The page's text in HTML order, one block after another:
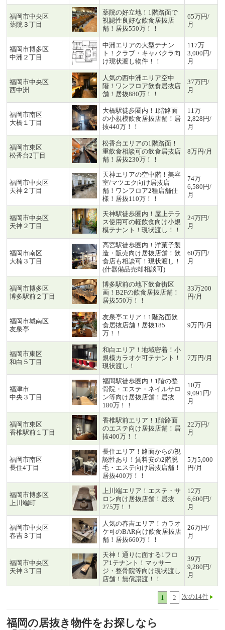
福岡市中央区
薬院３丁目
薬院の好立地！1階路面で
視認性良好な飲食居抜店
舗！居抜550万！！
65万円/
月
福岡市博多区
中洲２丁目
中洲エリアの大型テナン
ト！クラブ・キャバクラ向
け現状渡し物件！！
117万
3,000円/
月
福岡市中央区
西中洲
人気の西中洲エリア空中
階！ワンフロア飲食居抜店
舗！居抜880万！！
37万円/
月
福岡市南区
大橋１丁目
大橋駅徒歩圏内！1階路面
の小規模飲食居抜店舗！居
抜440万！！
11万
2,828円/
月
福岡市東区
松香台2丁目
松香台エリアの1階路面！
重飲食相談可の飲食居抜店
舗！居抜230万！！
8万円/月
福岡市中央区
天神２丁目
天神エリアの空中階！美容
室/マツエク向け居抜店
舗！ワンフロア2種店舗仕
様！居抜110万！！
74万
6,580円/
月
福岡市中央区
天神２丁目
天神駅徒歩圏内！屋上テラ
ス使用可の軽飲食向け小規
模テナント！現状渡し！！
24万円/
月
福岡市南区
大楠３丁目
高宮駅徒歩圏内！洋菓子製
造・販売向け居抜店舗！飲
食店も相談可！現状渡し！
(什器備品売却相談可)
60万円/
月
福岡市博多区
博多駅前２丁目
博多駅前の地下飲食街区
画！B2Fの飲食居抜店舗！
居抜550万！！
33万200
円/月
福岡市城南区
友泉亭
友泉亭エリア！1階路面飲
食居抜店舗！居抜185
万！！
9万円/月
福岡市東区
和白５丁目
和白エリア！地域密着！小
規模カラオケ可テナント！
現状渡し！
7万円/月
福津市
中央３丁目
福間駅徒歩圏内！1階の整
骨院・エステ・ネイルサロ
ン等向け居抜店舗！居抜
180万！！
10万
9,091円/
月
福岡市東区
香椎駅前１丁目
香椎駅前エリア！1階路面
のエステ向け居抜店舗！居
抜400万！！
22万円/
月
福岡市南区
長住4丁目
長住エリア！路面からの視
認性あり！賃料安の2階脱
毛・エステ向け居抜店舗！
居抜400万！！
5万5,000
円/月
福岡市博多区
上川端町
上川端エリア！エステ・サ
ロン向け居抜店舗！居抜
275万！！
12万
6,600円/
月
福岡市中央区
春吉３丁目
人気の春吉エリア！カラオ
ケ可のBAR向け飲食居抜店
舗！居抜660万！！
26万円/
月
福岡市中央区
天神３丁目
天神！通りに面する1フロ
ア1テナント！マッサー
ジ・整骨院等向け現状渡し
店舗！無償譲渡！！
39万
9,280円/
月
1 2 次の14件
福岡の居抜き物件をお探しなら